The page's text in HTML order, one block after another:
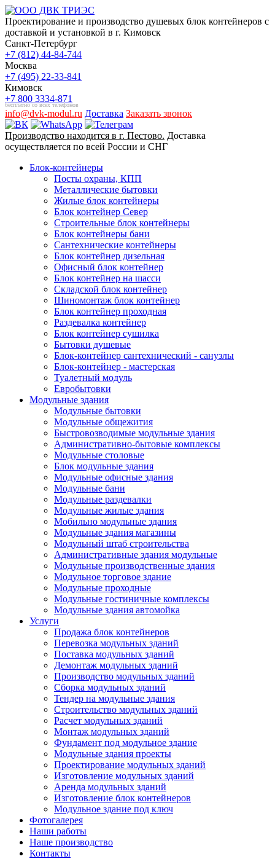
Проектирование и производство душевых блок контейнеров с
доставкой и установкой в г. Кимовск
Санкт-Петербург
+7 (812) 44-84-744
Москва
+7 (495) 22-33-841
Кимовск
+7 800 3334-871
бесплатно со всех телефонов
info@dvk-modul.ru Доставка Заказать звонок
Производство находится в г. Пестово. Доставка
осуществляется по всей России и СНГ
Блок-контейнеры
Посты охраны, КПП
Металлические бытовки
Жилые блок контейнеры
Блок контейнер Север
Строительные блок контейнеры
Блок контейнеры бани
Сантехнические контейнеры
Блок контейнер дизельная
Офисный блок контейнер
Блок контейнер на шасси
Складской блок контейнер
Шиномонтаж блок контейнер
Блок контейнер проходная
Раздевалка контейнер
Блок контейнер сушилка
Бытовки душевые
Блок-контейнер сантехнический - санузлы
Блок-контейнер - мастерская
Туалетный модуль
Евробытовки
Модульные здания
Модульные бытовки
Модульные общежития
Быстровозводимые модульные здания
Административно-бытовые комплексы
Модульные столовые
Блок модульные здания
Модульные офисные здания
Модульные бани
Модульные раздевалки
Модульные жилые здания
Мобильно модульные здания
Модульные здания магазины
Модульный штаб строительства
Административные здания модульные
Модульные производственные здания
Модульное торговое здание
Модульные проходные
Модульные гостиничные комплексы
Модульные здания автомойка
Услуги
Продажа блок контейнеров
Перевозка модульных зданий
Поставка модульных зданий
Демонтаж модульных зданий
Производство модульных зданий
Сборка модульных зданий
Тендер на модульные здания
Строительство модульных зданий
Расчет модульных зданий
Монтаж модульных зданий
Фундамент под модульное здание
Модульные здания проекты
Проектирование модульных зданий
Изготовление модульных зданий
Аренда модульных зданий
Изготовление блок контейнеров
Модульное здание под ключ
Фотогалерея
Наши работы
Наше производство
Контакты